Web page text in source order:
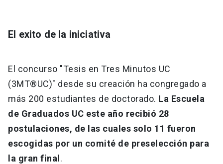
El exito de la iniciativa
El concurso "Tesis en Tres Minutos UC
(3MT®UC)" desde su creación ha congregado a
más 200 estudiantes de doctorado. La Escuela
de Graduados UC este año recibió 28
postulaciones, de las cuales solo 11 fueron
escogidas por un comité de preselección para
la gran final.